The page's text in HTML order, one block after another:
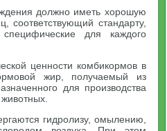
должно иметь хорошую
соответствующий стандарту,
для каждого
ценности комбикормов в
жир, получаемый из
для производства
гидролизу, омылению,